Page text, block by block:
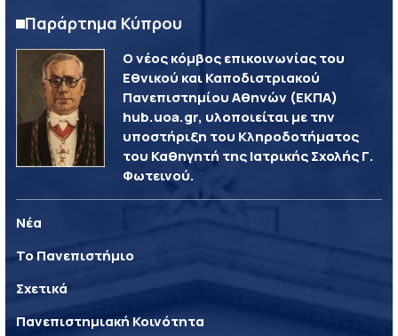
Παράρτημα Κύπρου
Ο νέος κόμβος επικοινωνίας του
Εθνικού και Καποδιστριακού
Πανεπιστημίου Αθηνών (ΕΚΠΑ)
hub.uoa.gr, υλοποιείται με την
υποστήριξη του Κληροδοτήματος
του Καθηγητή της Ιατρικής Σχολής Γ.
Φωτεινού.
Νέα
Το Πανεπιστήμιο
Σχετικά
Πανεπιστημιακή Κοινότητα